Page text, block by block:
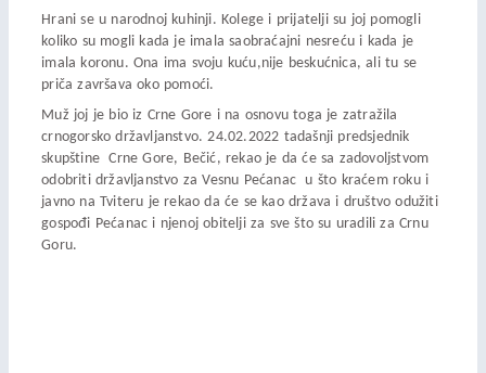
Hrani se u narodnoj kuhinji. Kolege i prijatelji su joj pomogli
koliko su mogli kada je imala saobraćajni nesreću i kada je
imala koronu. Ona ima svoju kuću,nije beskućnica, ali tu se
priča završava oko pomoći.
Muž joj je bio iz Crne Gore i na osnovu toga je zatražila
crnogorsko državljanstvo. 24.02.2022 tadašnji predsjednik
skupštine Crne Gore, Bečić, rekao je da će sa zadovoljstvom
odobriti državljanstvo za Vesnu Pećanac u što kraćem roku i
javno na Tviteru je rekao da će se kao država i društvo odužiti
gospođi Pećanac i njenoj obitelji za sve što su uradili za Crnu
Goru.